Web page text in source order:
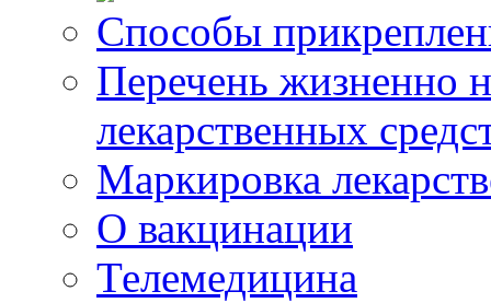
Способы
Перечень жизненно
лекарственных
Маркировка
О вакцинации
Телемедицина